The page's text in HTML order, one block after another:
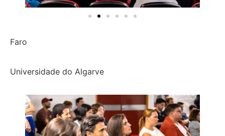
Faro
Universidade do Algarve